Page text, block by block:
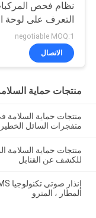
نظام فحص
التعرف على لوحة
negotiable MOQ:1
الاتصال
منتجات حماية
منتجات حماية السلامة
متفجرات السائل الخطير
للكشف عن القنابل
المطار ، المترو